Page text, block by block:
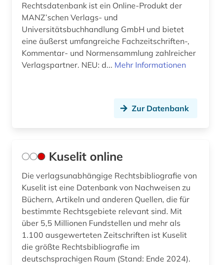
Rechtsdatenbank ist ein Online-Produkt der
MANZ’schen Verlags- und
Universitätsbuchhandlung GmbH und bietet
eine äußerst umfangreiche Fachzeitschriften-,
Kommentar- und Normensammlung zahlreicher
Verlagspartner. NEU: d... Mehr Informationen
Zur Datenbank
Kuselit online
Die verlagsunabhängige Rechtsbibliografie von
Kuselit ist eine Datenbank von Nachweisen zu
Büchern, Artikeln und anderen Quellen, die für
bestimmte Rechtsgebiete relevant sind. Mit
über 5,5 Millionen Fundstellen und mehr als
1.100 ausgewerteten Zeitschriften ist Kuselit
die größte Rechtsbibliografie im
deutschsprachigen Raum (Stand: Ende 2024).